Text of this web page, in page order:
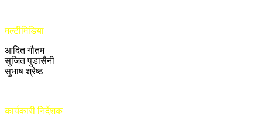
मल्टीमिडिया
आदित गौतम
सुजित पुडासैनी
सुभाष श्रेष्ठ
कार्यकारी निर्देशक